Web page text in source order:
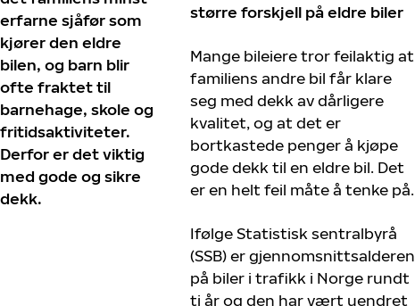
erfarne sjåfør som
kjører den eldre
bilen, og barn blir
ofte fraktet til
barnehage, skole og
fritidsaktiviteter.
Derfor er det viktig
med gode og sikre
dekk.
større forskjell på eldre biler
Mange bileiere tror feilaktig at
familiens andre bil får klare
seg med dekk av dårligere
kvalitet, og at det er
bortkastede penger å kjøpe
gode dekk til en eldre bil. Det
er en helt feil måte å tenke på.
Ifølge Statistisk sentralbyrå
(SSB) er gjennomsnittsalderen
på biler i trafikk i Norge rundt
ti år og den har vært uendret